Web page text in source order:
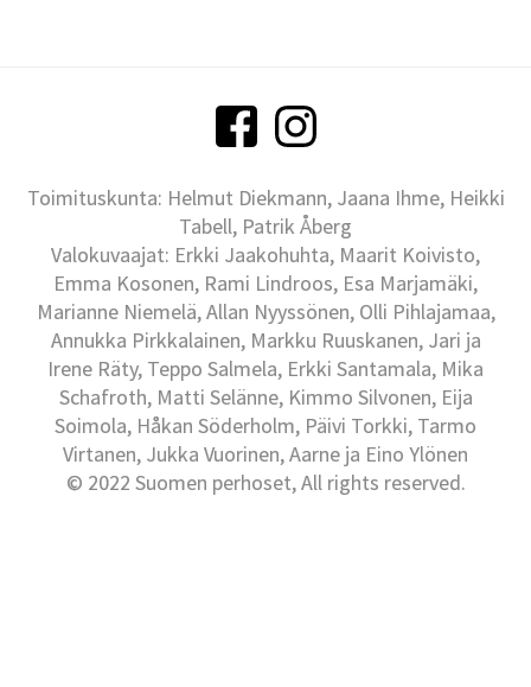
Toimituskunta: Helmut Diekmann, Jaana Ihme, Heikki
Tabell, Patrik Åberg
Valokuvaajat: Erkki Jaakohuhta, Maarit Koivisto,
Emma Kosonen, Rami Lindroos, Esa Marjamäki,
Marianne Niemelä, Allan Nyyssönen, Olli Pihlajamaa,
Annukka Pirkkalainen, Markku Ruuskanen, Jari ja
Irene Räty, Teppo Salmela, Erkki Santamala, Mika
Schafroth, Matti Selänne, Kimmo Silvonen, Eija
Soimola, Håkan Söderholm, Päivi Torkki, Tarmo
Virtanen, Jukka Vuorinen, Aarne ja Eino Ylönen
© 2022 Suomen perhoset, All rights reserved.